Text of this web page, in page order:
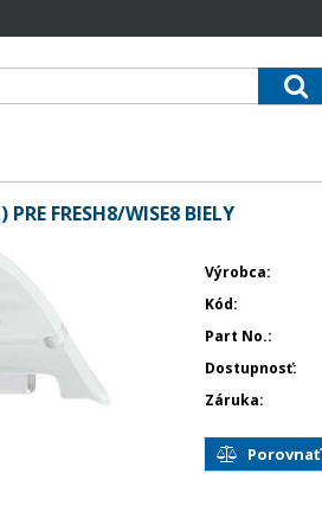
FRESH8/WISE8 BIELY
Výrobca
Kód
Part No.
Dostupnosť
Záruka
Porovnať